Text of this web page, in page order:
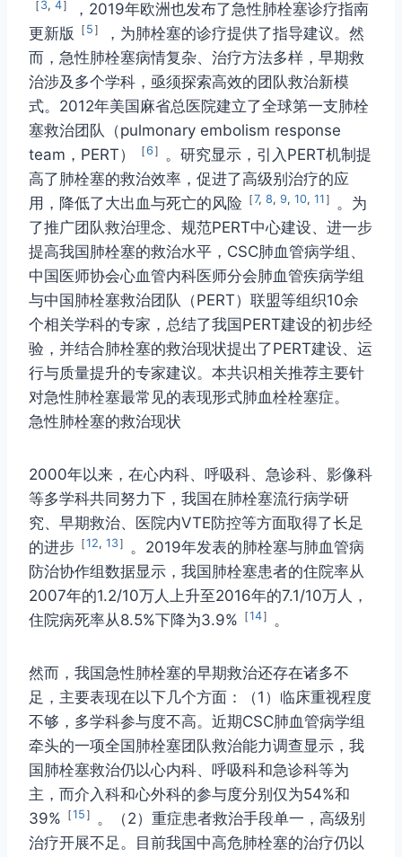
［ 3, 4］
，2019年欧洲也发布了急性肺栓塞诊疗指南
更新版
［ 5 ］
，为肺栓塞的诊疗提供了指导建议。然
而，急性肺栓塞病情复杂、治疗方法多样，早期救
治涉及多个学科，亟须探索高效的团队救治新模
式。2012年美国麻省总医院建立了全球第一支肺栓
塞救治团队（pulmonary embolism response
team，PERT）
［6 ］ 。研究显示，引入PERT机制提
高了肺栓塞的救治效率，促进了高级别治疗的应
用，降低了大出血与死亡的风险 ［7, 8, 9, 10, 11 ］ 。为
了推广团队救治理念、规范PERT中心建设、进一步
提高我国肺栓塞的救治水平，CSC肺血管病学组、
中国医师协会心血管内科医师分会肺血管疾病学组
与中国肺栓塞救治团队（PERT）联盟等组织10余
个相关学科的专家，总结了我国PERT建设的初步经
验，并结合肺栓塞的救治现状提出了PERT建设、运
行与质量提升的专家建议。本共识相关推荐主要针
对急性肺栓塞最常见的表现形式肺血栓栓塞症。
急性肺栓塞的救治现状
2000年以来，在心内科、呼吸科、急诊科、影像科
等多学科共同努力下，我国在肺栓塞流行病学研
究、早期救治、医院内VTE防控等方面取得了长足
的进步 ［12, 13］ 。2019年发表的肺栓塞与肺血管病
防治协作组数据显示，我国肺栓塞患者的住院率从
2007年的1.2/10万人上升至2016年的7.1/10万人，
住院病死率从8.5%下降为3.9% ［14］ 。
然而，我国急性肺栓塞的早期救治还存在诸多不
足，主要表现在以下几个方面：（1）临床重视程度
不够，多学科参与度不高。近期CSC肺血管病学组
牵头的一项全国肺栓塞团队救治能力调查显示，我
国肺栓塞救治仍以心内科、呼吸科和急诊科等为
主，而介入科和心外科的参与度分别仅为54%和
39% ［15 ］ 。（2）重症患者救治手段单一，高级别
治疗开展不足。目前我国中高危肺栓塞的治疗仍以